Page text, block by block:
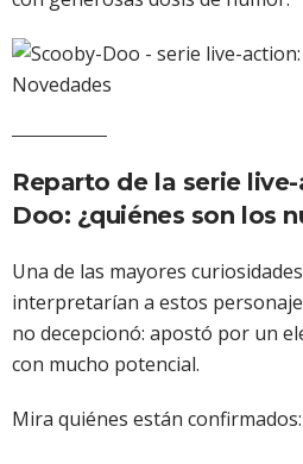
Reparto de la serie
Doo: ¿quiénes son los
Una de las mayores
interpretarían a estos
no decepcionó: apostó por un
con mucho potencial.
Mira quiénes están confirmados: